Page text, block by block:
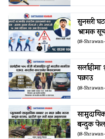
सुनसरी
भ्रामक
(18-
पक्राउ
(18-
बन्दुक
(18-Shrawan-